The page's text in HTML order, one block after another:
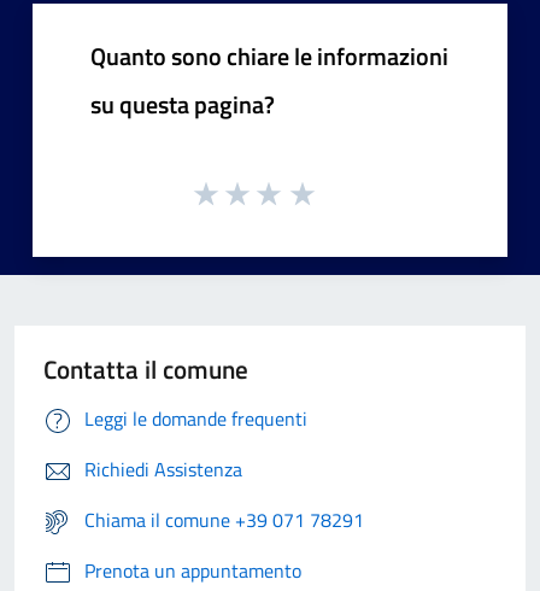
Quanto sono chiare le informazioni
su questa pagina?
Contatta il comune
Leggi le domande frequenti
Richiedi Assistenza
Chiama il comune +39 071 78291
Prenota un appuntamento